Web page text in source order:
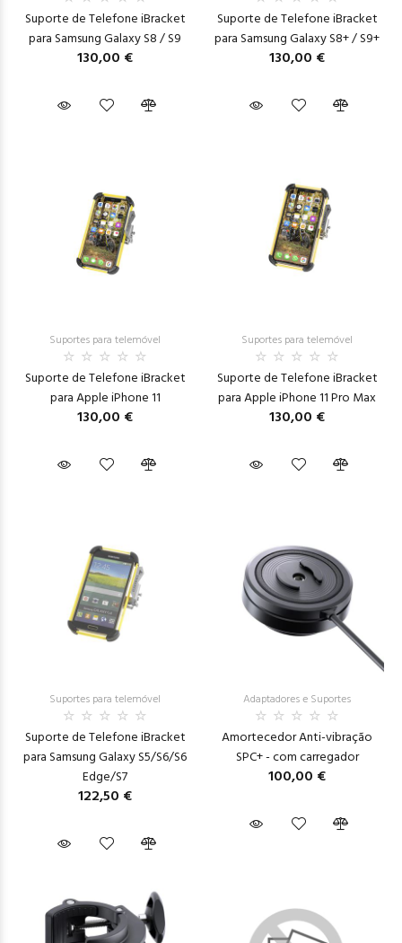
Suporte de Telefone iBracket
para Samsung Galaxy S8 / S9
130,00 €
Suporte de Telefone iBracket
para Samsung Galaxy S8+ / S9+
130,00 €
Suportes para telemóvel
Suporte de Telefone iBracket
para Apple iPhone 11
130,00 €
Suportes para telemóvel
Suporte de Telefone iBracket
para Apple iPhone 11 Pro Max
130,00 €
Suportes para telemóvel
Suporte de Telefone iBracket
para Samsung Galaxy S5/S6/S6
Edge/S7
122,50 €
Adaptadores e Suportes
Amortecedor Anti-vibração
SPC+ - com carregador
100,00 €